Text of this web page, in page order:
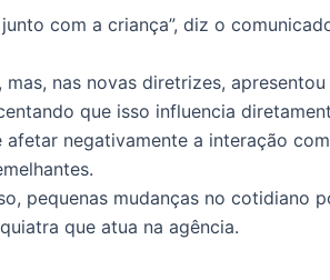
com a criança”, diz o
nas novas diretrizes,
que isso influencia
negativamente a interação
pequenas mudanças no cotidiano
que atua na agência.